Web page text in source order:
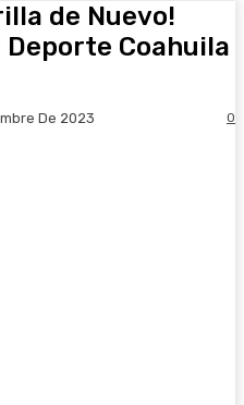
de Nuevo!
Coahuila
De 2023 0